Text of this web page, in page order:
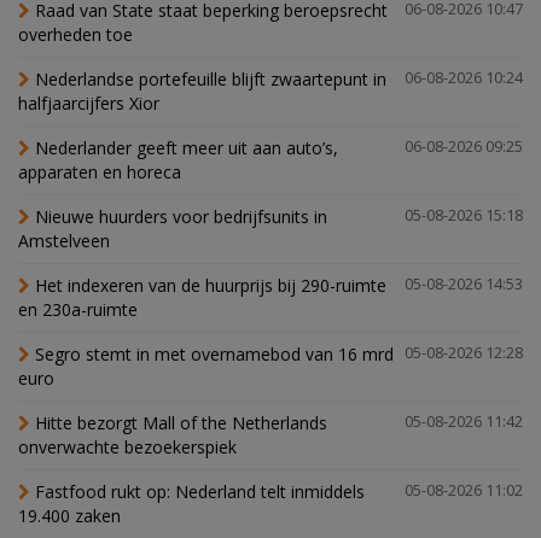
06-08-2026 10:47
Raad van State staat beperking beroepsrecht
overheden toe
06-08-2026 10:24
Nederlandse portefeuille blijft zwaartepunt in
halfjaarcijfers Xior
06-08-2026 09:25
Nederlander geeft meer uit aan auto’s,
apparaten en horeca
05-08-2026 15:18
Nieuwe huurders voor bedrijfsunits in
Amstelveen
05-08-2026 14:53
Het indexeren van de huurprijs bij 290-ruimte
en 230a-ruimte
05-08-2026 12:28
Segro stemt in met overnamebod van 16 mrd
euro
05-08-2026 11:42
Hitte bezorgt Mall of the Netherlands
onverwachte bezoekerspiek
05-08-2026 11:02
Fastfood rukt op: Nederland telt inmiddels
19.400 zaken